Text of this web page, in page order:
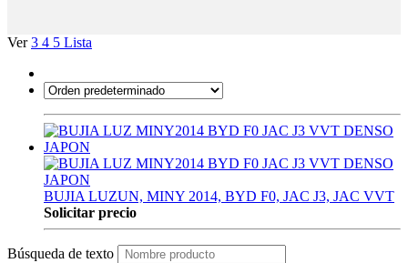
Ver3 4 5 Lista
BUJIA LUZUN, MINY 2014, BYD F0, JAC J3, JAC VVT
Solicitar precio
Búsqueda de texto